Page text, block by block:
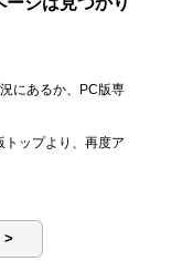
にあるか、PC版専
トップより、再度ア
>